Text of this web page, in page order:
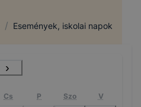
/ Események, iskolai napok
›
Cs P Szo V